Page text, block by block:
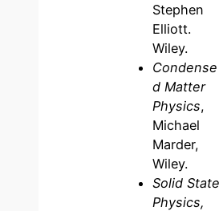
Stephen
Elliott.
Wiley.
Condense
d Matter
Physics,
Michael
Marder,
Wiley.
Solid State
Physics,